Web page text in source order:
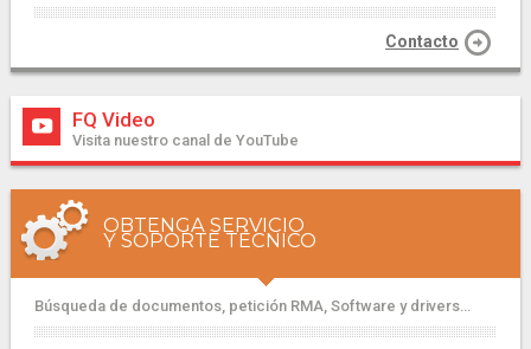
Contacto
FQ Video
Visita nuestro canal de YouTube
OBTENGA SERVICIO
Y SOPORTE TÉCNICO
Búsqueda de documentos, petición RMA, Software y drivers...